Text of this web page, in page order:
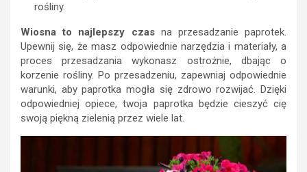
rośliny.
Wiosna to najlepszy czasna przesadzanie paprotek.
Upewnij się, że masz odpowiednie narzędzia i materiały, a
proces przesadzania wykonasz ostrożnie, dbając o
korzenie rośliny. Po przesadzeniu, zapewniaj odpowiednie
warunki, aby paprotka mogła się zdrowo rozwijać. Dzięki
odpowiedniej opiece, twoja paprotka będzie cieszyć cię
swoją piękną zielenią przez wiele lat.